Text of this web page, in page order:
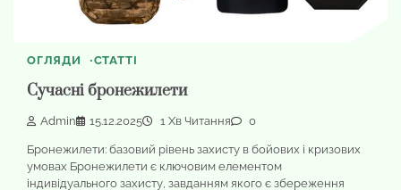
ОГЛЯДИ СТАТТІ
Сучасні бронежилети
Admin 15.12.2025 1 Хв Читання 0
Бронежилети: базовий рівень захисту в бойових і кризових
умовах Бронежилети є ключовим елементом
індивідуального захисту, завданням якого є збереження